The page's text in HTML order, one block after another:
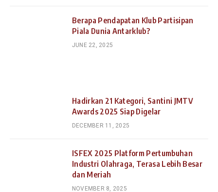
Berapa Pendapatan Klub Partisipan
Piala Dunia Antarklub?
JUNE 22, 2025
Hadirkan 21 Kategori, Santini JMTV
Awards 2025 Siap Digelar
DECEMBER 11, 2025
ISFEX 2025 Platform Pertumbuhan
Industri Olahraga, Terasa Lebih Besar
dan Meriah
NOVEMBER 8, 2025